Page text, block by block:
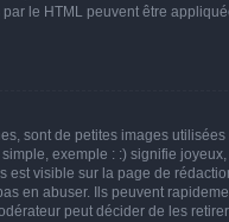
le HTML peuvent être
sont de petites images
exemple : :) signifie
est visible sur la page de
en abuser. Ils peuvent
peut décider de les